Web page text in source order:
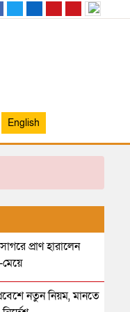
English
প্রাণ হারালেন
নতুন নিয়ম, মানতে